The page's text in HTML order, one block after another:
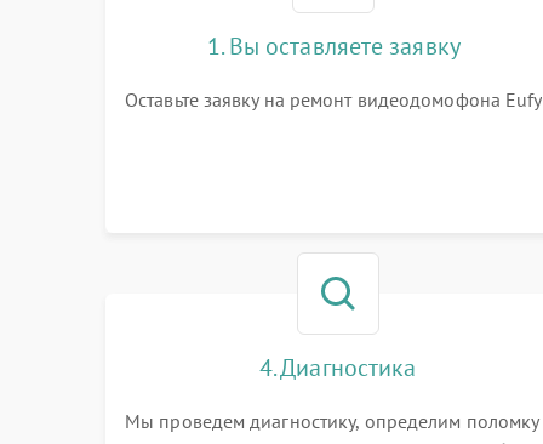
1. Вы оставляете заявку
Оставьте заявку на ремонт видеодомофона Eufy
4. Диагностика
Мы проведем диагностику, определим поломку